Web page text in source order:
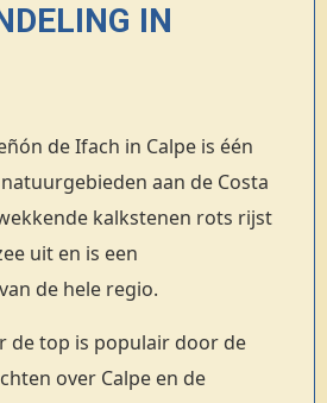
IN
de Ifach in Calpe is één
aan de Costa
kalkstenen rots rijst
uit en is een
de hele regio.
de top is populair door de
over Calpe en de